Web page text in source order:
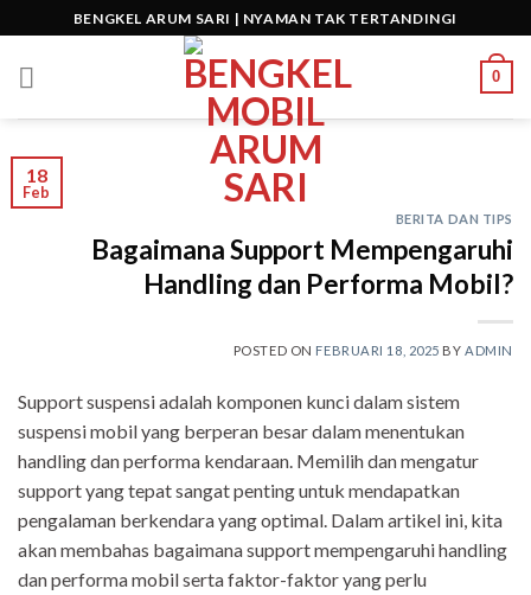
to
content
BENGKEL ARUM SARI | NYAMAN TAK TERTANDINGI
0
18
Feb
BERITA DAN TIPS
Bagaimana Support Mempengaruhi
Handling dan Performa Mobil?
POSTED ON FEBRUARI 18, 2025 BY ADMIN
Support suspensi adalah komponen kunci dalam sistem
suspensi mobil yang berperan besar dalam menentukan
handling dan performa kendaraan. Memilih dan mengatur
support yang tepat sangat penting untuk mendapatkan
pengalaman berkendara yang optimal. Dalam artikel ini, kita
akan membahas bagaimana support mempengaruhi handling
dan performa mobil serta faktor-faktor yang perlu